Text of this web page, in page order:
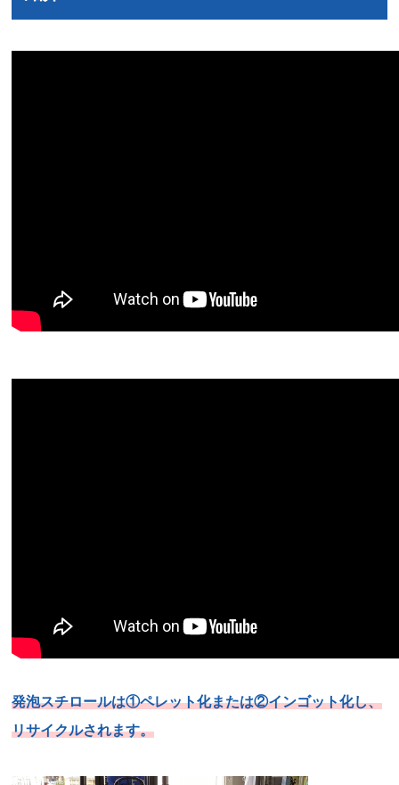
発泡スチロールは①ペレット化または②インゴット化し、
リサイクルされます。